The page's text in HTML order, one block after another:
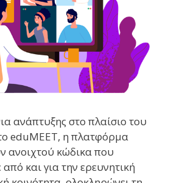
ανάπτυξης στο πλαίσιο του
eduMEET, η πλατφόρμα
ανοιχτού κώδικα που
και για την ερευνητική